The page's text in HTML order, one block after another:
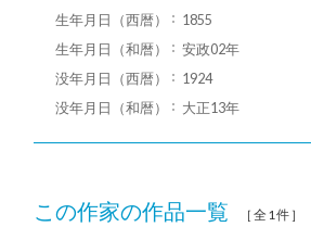
生年月日（西暦）
1855
生年月日（和暦）
安政02年
没年月日（西暦）
1924
没年月日（和暦）
大正13年
この作家の作品一覧 ［全1件］